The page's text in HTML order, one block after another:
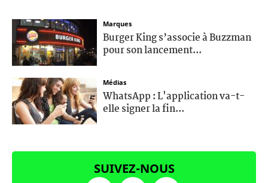
Marques
Burger King s’associe à Buzzman
pour son lancement...
Médias
WhatsApp : L'application va-t-
elle signer la fin...
SUIVEZ-NOUS